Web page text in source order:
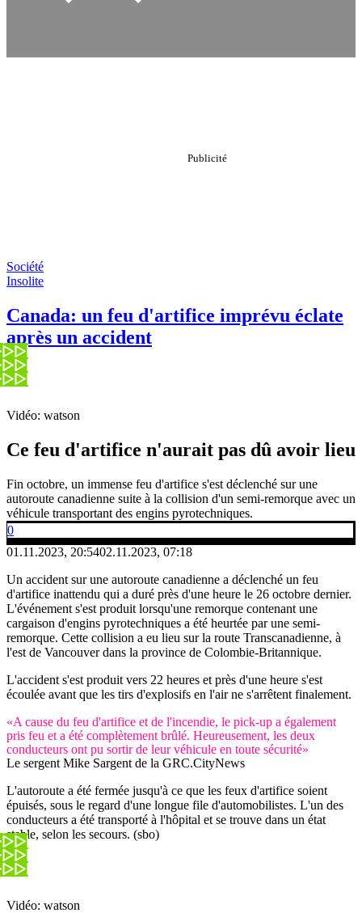
Société
Insolite
Canada: un feu d'artifice imprévu éclate
après un accident
Vidéo: watson
Ce feu d'artifice n'aurait pas dû avoir lieu
Fin octobre, un immense feu d'artifice s'est déclenché sur une
autoroute canadienne suite à la collision d'un semi-remorque avec un
véhicule transportant des engins pyrotechniques.
0
01.11.2023, 20:5402.11.2023, 07:18
Un accident sur une autoroute canadienne a déclenché un feu
d'artifice inattendu qui a duré près d'une heure le 26 octobre dernier.
L'événement s'est produit lorsqu'une remorque contenant une
cargaison d'engins pyrotechniques a été heurtée par une semi-
remorque. Cette collision a eu lieu sur la route Transcanadienne, à
l'est de Vancouver dans la province de Colombie-Britannique.
L'accident s'est produit vers 22 heures et près d'une heure s'est
écoulée avant que les tirs d'explosifs en l'air ne s'arrêtent finalement.
«A cause du feu d'artifice et de l'incendie, le pick-up a également
pris feu et a été complètement brûlé. Heureusement, les deux
conducteurs ont pu sortir de leur véhicule en toute sécurité»
Le sergent Mike Sargent de la GRC.CityNews
L'autoroute a été fermée jusqu'à ce que les feux d'artifice soient
épuisés, sous le regard d'une longue file d'automobilistes. L'un des
conducteurs a été transporté à l'hôpital et se trouve dans un état
stable, selon les secours. (sbo)
Vidéo: watson